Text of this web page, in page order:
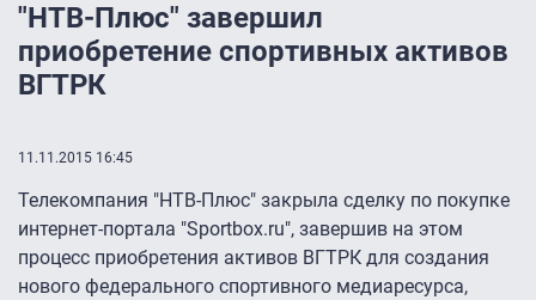
"НТВ-Плюс" завершил
приобретение спортивных активов
ВГТРК
11.11.2015 16:45
Телекомпания "НТВ-Плюс" закрыла сделку по покупке
интернет-портала "Sportbox.ru", завершив на этом
процесс приобретения активов ВГТРК для создания
нового федерального спортивного медиаресурса,